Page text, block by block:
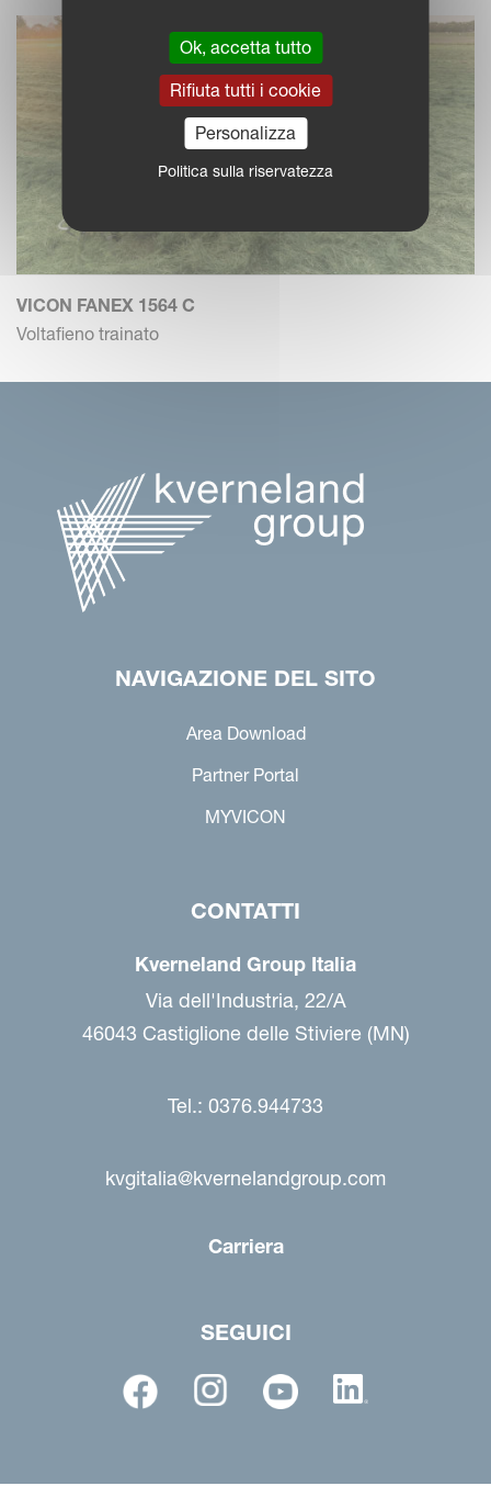
VICON FANEX 1564 C
Voltafieno trainato
NAVIGAZIONE DEL SITO
Area Download
Partner Portal
MYVICON
CONTATTI
Kverneland Group Italia
Via dell'Industria, 22/A
46043 Castiglione delle Stiviere (MN)
Tel.: 0376.944733
kvgitalia@kvernelandgroup.com
Carriera
SEGUICI
Ok, accetta tutto
Rifiuta tutti i cookie
Personalizza
Politica sulla riservatezza